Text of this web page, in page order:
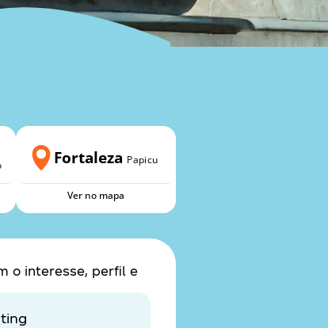
Fortaleza Papicu
Ver no mapa
o interesse, perfil e